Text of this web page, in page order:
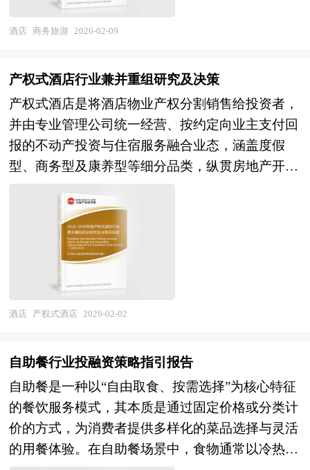
现代化强国。科学编制“十五五”规划，对持续推进
经济社会高质量发展、有效应对国内外复杂多变形
大，是党和国家治国理政、引领发展方向的重要举
措。 五年规划是国家对经济社会发展的顶层设
计，也是一种纲领性文件。目前中国也是世界上编
制五年规划（计划）最多的国家。中研普华产业研
究院在对未来“十五五”时期社会经济发展形势和政
上半年开始全面跟进相关规划的制定和研究工作，
为精品酒店行业规划指导目标和精品酒店发展方向
提供有建设性的建议，为精品酒店行业发展提供准
确的市场分析内容和研究成果。 中研普华通过对
精品酒店行业长期跟踪监测，分析精品酒店行业需
求、供给、经营特性、获取能力、产业链和价值链
店行业研究报告，以专业的研究方法帮助客户深入
的了解精品酒店行业，发现投资价值和投资机会，
规避经营风险，提高管理和运营能力。精品酒店行
业报告是从事精品酒店行业投资之前，对精品酒店
行业各种相关因素进行具体调查、研究、分析，评
投资是在创业企业发展初期投入风险资本，待其发
育相对成熟后，通过市场退出机制将所投入的资本
额风险收益。全球风险资本市场已进入新一轮快速
和印度、英国等新兴热点地区的风险投资市场发展
快速升温。中国的风险投资起步于20世纪80年代，
在市场经济的大潮中，中国的风险投资事业已经有
了较大的发展。随着中国经济持续稳定地高速增长
和资本市场的逐步完善，中国的资本市场在最近几
年呈现出强劲的增长态势，投资于中国市场的高回
报率使中国成为全球资本关注的战略要地。 本报
告由中研普华咨询公司领衔撰写，在大量周密的市
场调研基础上，主要依据了国家统计局、国家商务
部、国家财政部、中国证券监督管理委员会、中国
风险投资协会、中国风险投资研究院、深圳创业投
业协会、商务旅游行业相关协会、中国行业研究
网、国内外相关刊物的基础信息以及各省市相关统
计单位等公布和提供的大量资料。对商务旅游行业
风险投资现状、国际化进程与外资进入、融资渠
道、如何运作风险投资、退出机制及发展趋势等进
酒店 商务旅游 2026-02-09
产权式酒店行业兼并重组研究及决策
产权式酒店是将酒店物业产权分割销售给投资者，
并由专业管理公司统一经营、按约定向业主支付回
报的不动产投资与住宿服务融合业态，涵盖度假
型、商务型及康养型等细分品类，纵贯房地产开
该产业既具有房地产开发的资产销售属性，又具备
酒店管理的持续运营特征，还承载着投资理财的回
报功能，形成"房产+酒店+金融"的复合型商业模
式。作为盘活存量商业物业、满足居民多元化资产
配置需求及促进旅游消费升级的重要载体，产权式
酒店在文旅地产去库存、REITs试点扩容及养老服
并购包括兼并与收购。公司兼并是指经由转移公司
不需经过清算都转移为另一公司所有，而接受全部
资产与责任的另一公司仍然完全以自身名义继续运
行。公司收购则是指一家公司经由收购另一公司的
股票或股份等方式，取得该另一公司的控制权或管
酒店 产权式酒店 2026-02-02
自助餐行业投融资策略指引报告
自助餐是一种以“自由取食、按需选择”为核心特征
的餐饮服务模式，其本质是通过固定价格或分类计
价的方式，为消费者提供多样化的菜品选择与灵活
的用餐体验。在自助餐场景中，食物通常以冷热分